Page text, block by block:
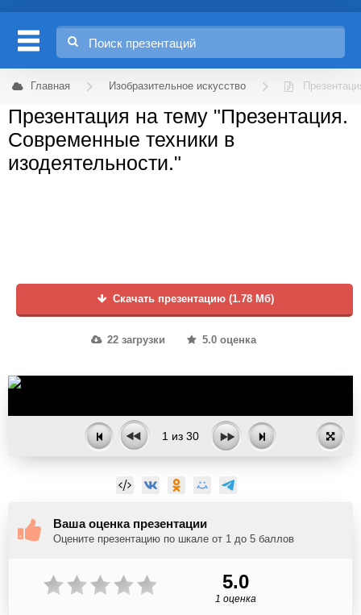
Главная Изобразительное искусство
Презентация на тему "Презентация.
Современные техники в
изодеятельности."
Скачать презентацию (1.78 Мб)
22 загрузки 5.0 оценка
1 из 30
Ваша оценка презентации
Оцените презентацию по шкале от 1 до 5 баллов
5.0
1 оценка